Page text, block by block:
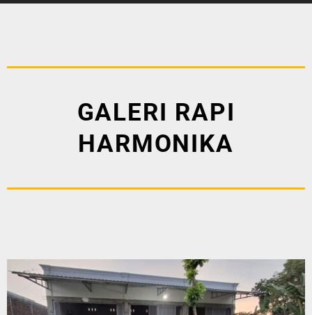
GALERI RAPI
HARMONIKA